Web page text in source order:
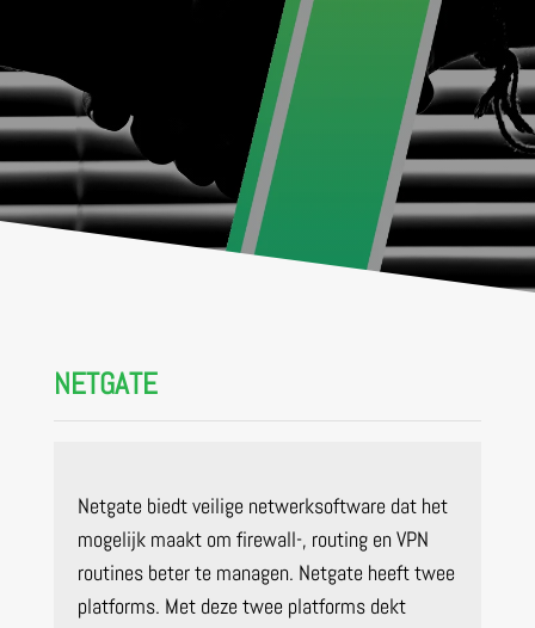
NETGATE
Netgate biedt veilige netwerksoftware dat het
mogelijk maakt om firewall-, routing en VPN
routines beter te managen. Netgate heeft twee
platforms. Met deze twee platforms dekt